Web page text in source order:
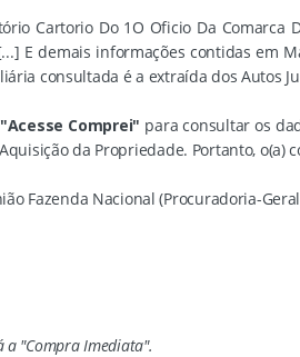
Cartorio Do 1O Oficio Da
E demais informações contidas
consultada é a extraída dos Autos
"Acesse Comprei" para consultar os
da Propriedade. Portanto,
Fazenda Nacional (Procuradoria-
a "Compra Imediata".